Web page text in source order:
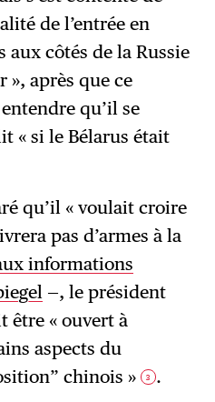
de l’entrée en
aux côtés de la Russie
», après que ce
qu’il se
« si le Bélarus était
qu’il « voulait croire
pas d’armes à la
informations
—, le président
être « ouvert à
aspects du
chinois »
3 .